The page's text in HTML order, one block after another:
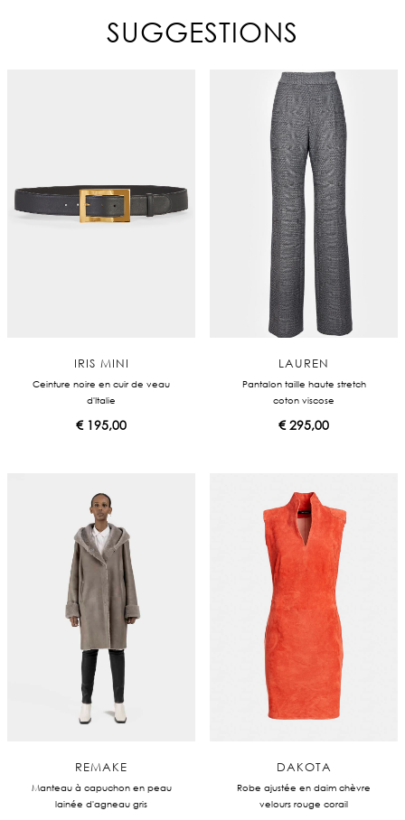
SUGGESTIONS
IRIS MINI
Ceinture noire en cuir de veau
d'Italie
€195,00
LAUREN
Pantalon taille haute stretch
coton viscose
€295,00
REMAKE
Manteau à capuchon en peau
lainée d'agneau gris
DAKOTA
Robe ajustée en daim chèvre
velours rouge corail